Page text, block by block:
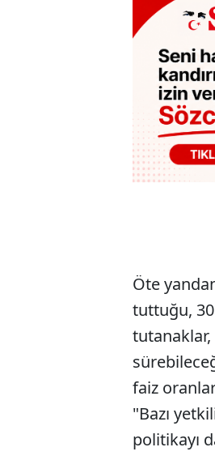
Öte
tuttuğu, 30
faiz
"Bazı
politikayı